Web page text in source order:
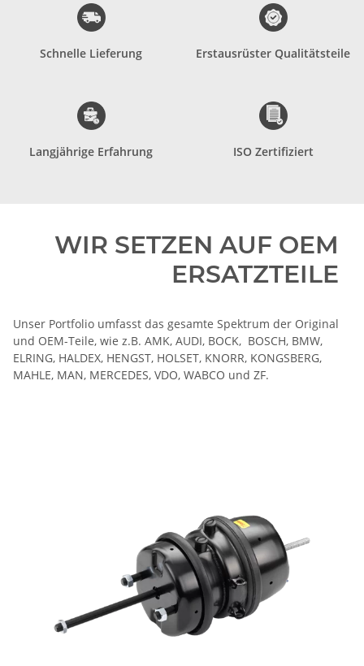
Schnelle Lieferung
Partnerspediteure, auf
zählen.
Erstausrüster Qualitätsteile
zahlreichen OEM
im Aftermarket etabliert.
Langjährige Erfahrung
Unsere Firmengeschichte
Jahren Berufserfahrung auf.
ISO Zertifiziert
bestimmter Anforderungen
Zertifiziert.
WIR SETZEN AUF OEM
ERSATZTEILE
Unser Portfolio umfasst das gesamte Spektrum der Original
und OEM-Teile, wie z.B. AMK, AUDI, BOCK, BOSCH, BMW,
ELRING, HALDEX, HENGST, HOLSET, KNORR, KONGSBERG,
MAHLE, MAN, MERCEDES, VDO, WABCO und ZF.